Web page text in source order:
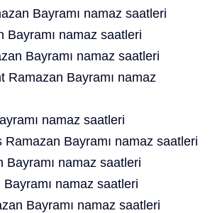
Bayramı namaz saatleri
Bayramı namaz saatleri
Bayramı namaz saatleri
Ramazan Bayramı namaz
namaz saatleri
Ramazan Bayramı namaz saatleri
Bayramı namaz saatleri
namaz saatleri
Bayramı namaz saatleri